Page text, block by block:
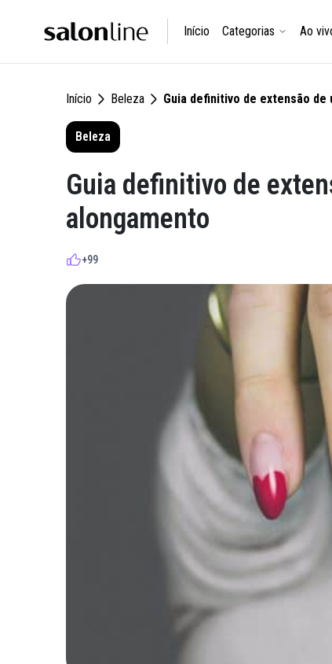
Início Categorias Ao
Início Beleza Guia definitivo de extensão
Beleza
Guia definitivo de
alongamento
+99